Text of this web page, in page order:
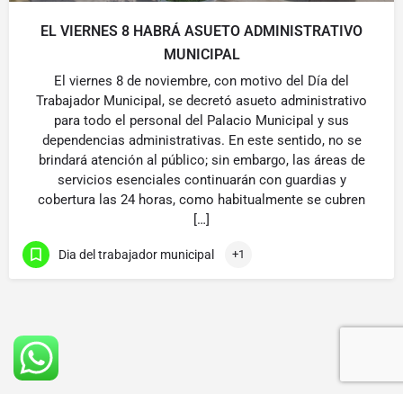
EL VIERNES 8 HABRÁ ASUETO ADMINISTRATIVO
MUNICIPAL
El viernes 8 de noviembre, con motivo del Día del
Trabajador Municipal, se decretó asueto administrativo
para todo el personal del Palacio Municipal y sus
dependencias administrativas. En este sentido, no se
brindará atención al público; sin embargo, las áreas de
servicios esenciales continuarán con guardias y
cobertura las 24 horas, como habitualmente se cubren
[…]
Dia del trabajador municipal +1